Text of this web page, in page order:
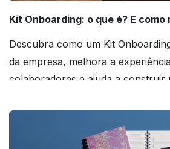
Kit Onboarding: o que é? E como
Descubra como um Kit
da empresa, melhora a
colaboradores e ajuda a construir